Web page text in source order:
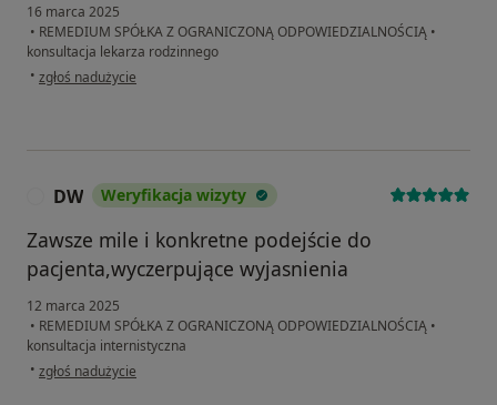
16 marca 2025
• REMEDIUM SPÓŁKA Z OGRANICZONĄ ODPOWIEDZIALNOŚCIĄ •
konsultacja lekarza rodzinnego
• w opinii użytkownika Anna
zgłoś nadużycie
DW Weryfikacja wizyty
Zawsze mile i konkretne podejście do
pacjenta,wyczerpujące wyjasnienia
12 marca 2025
• REMEDIUM SPÓŁKA Z OGRANICZONĄ ODPOWIEDZIALNOŚCIĄ •
konsultacja internistyczna
• w opinii użytkownika DW
zgłoś nadużycie